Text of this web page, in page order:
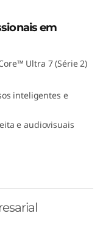
em
Ultra 7 (Série 2)
inteligentes e
e audiovisuais